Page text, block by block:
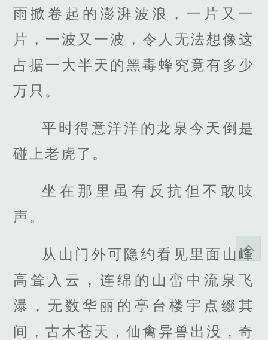
雨掀卷起的澎湃波浪，一片又一
片，一波又一波，令人无法想像这
占据一大半天的黑毒蜂究竟有多少
万只。
平时得意洋洋的龙泉今天倒是
碰上老虎了。
坐在那里虽有反抗但不敢吱
声。
从山门外可隐约看见里面山峰
高耸入云，连绵的山峦中流泉飞
瀑，无数华丽的亭台楼宇点缀其
间，古木苍天，仙禽异兽出没，奇